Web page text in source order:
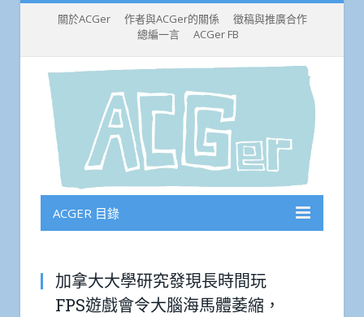
關於ACGer 作者與ACGer的關係
徵稿與推廣合作
總編一言
ACGer FB
ACGER 目錄
加拿大大學研究發現長時間玩
FPS遊戲會令大腦海馬體萎縮，